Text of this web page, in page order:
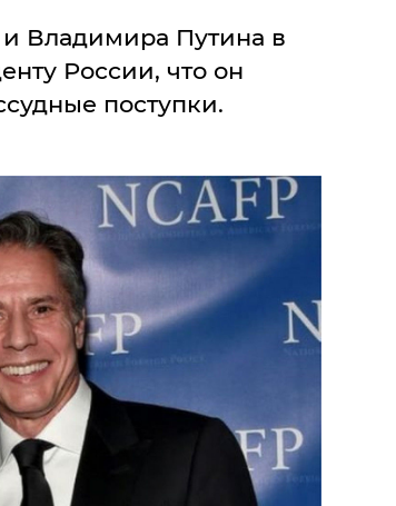
Владимира Путина в
России, что он
поступки.